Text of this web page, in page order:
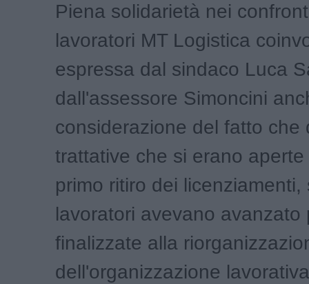
Piena solidarietà nei
lavoratori MT Logistica
espressa dal sindaco Luca
dall'assessore Simoncini
considerazione del fatto che
trattative che si erano
primo ritiro dei licenziamenti,
lavoratori avevano avanzato
finalizzate alla
dell'organizzazione